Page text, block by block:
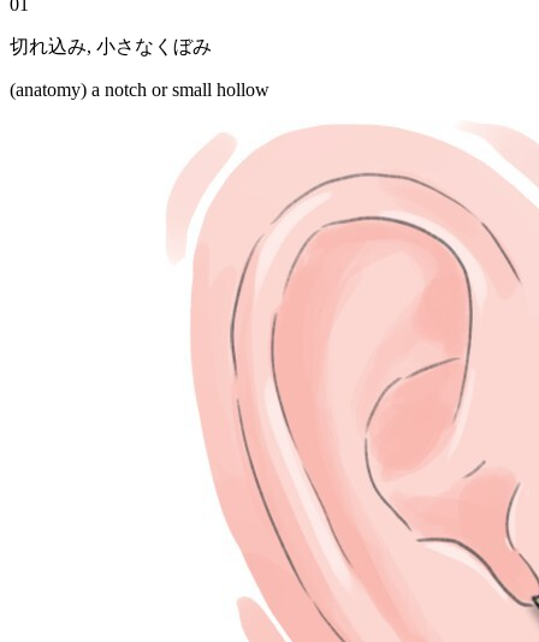
01
切れ込み, 小さなくぼみ
(anatomy) a notch or small hollow